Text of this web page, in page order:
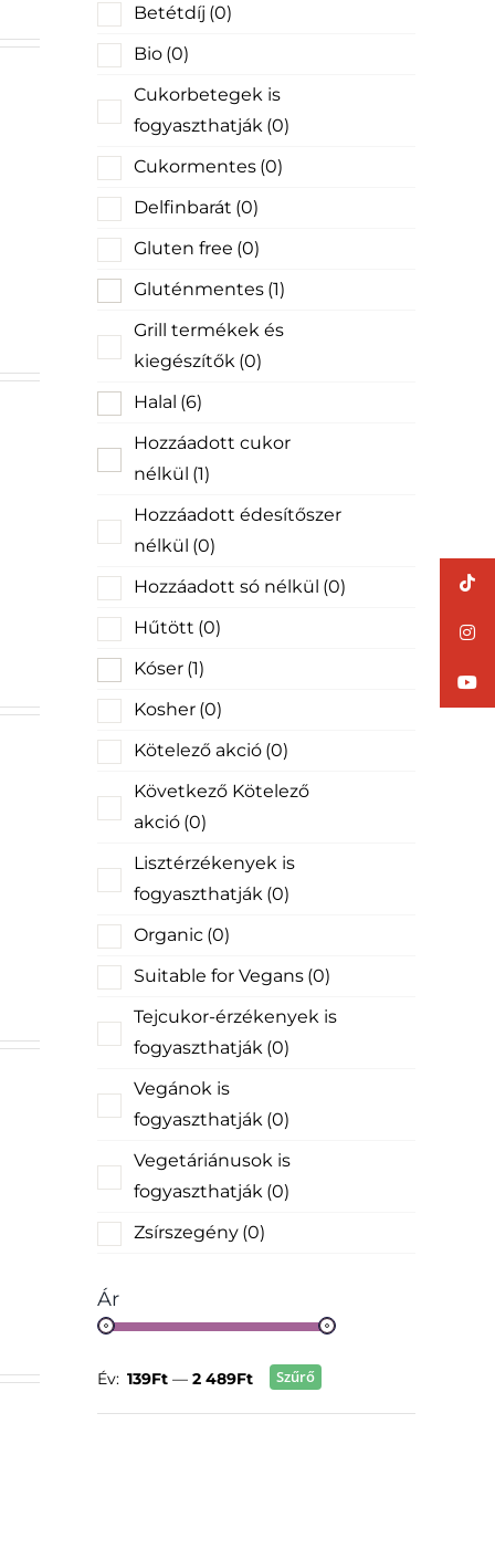
Betétdíj (0)
Bio (0)
Cukorbetegek is
fogyaszthatják (0)
Cukormentes (0)
Delfinbarát (0)
Gluten free (0)
Gluténmentes (1)
Grill termékek és
kiegészítők (0)
Halal (6)
Hozzáadott cukor
nélkül (1)
Hozzáadott édesítőszer
nélkül (0)
Hozzáadott só nélkül (0)
Hűtött (0)
Kóser (1)
Kosher (0)
Kötelező akció (0)
Következő Kötelező
akció (0)
Lisztérzékenyek is
fogyaszthatják (0)
Organic (0)
Suitable for Vegans (0)
Tejcukor-érzékenyek is
fogyaszthatják (0)
Vegánok is
fogyaszthatják (0)
Vegetáriánusok is
fogyaszthatják (0)
Zsírszegény (0)
Ár
Szűrő
Év: 139Ft — 2 489Ft